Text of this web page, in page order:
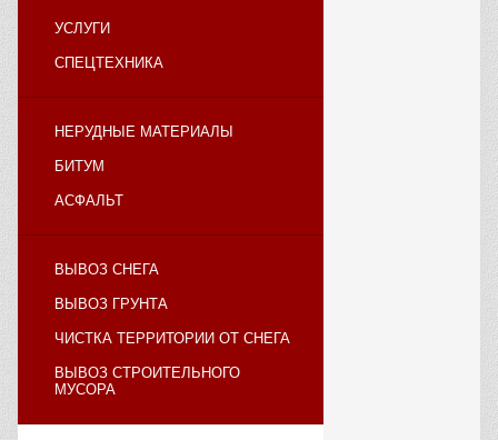
УСЛУГИ
СПЕЦТЕХНИКА
НЕРУДНЫЕ МАТЕРИАЛЫ
БИТУМ
АСФАЛЬТ
ВЫВОЗ СНЕГА
ВЫВОЗ ГРУНТА
ЧИСТКА ТЕРРИТОРИИ ОТ СНЕГА
ВЫВОЗ СТРОИТЕЛЬНОГО
МУСОРА